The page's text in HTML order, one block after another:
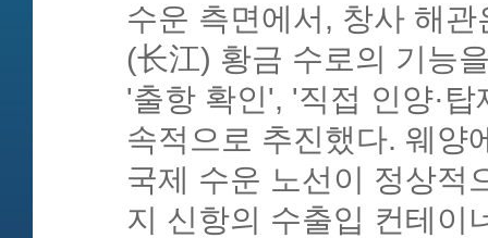
수운 측면에서, 창사 해
(长江) 황금 수로의 기능
'출항 확인', '직접 인양·
속적으로 추진했다. 웨양
국제 수운 노선이 정상적
지 신항의 수출입 컨테이